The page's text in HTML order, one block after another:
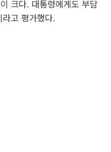
크다. 대통령에게도 부담
고 평가했다.